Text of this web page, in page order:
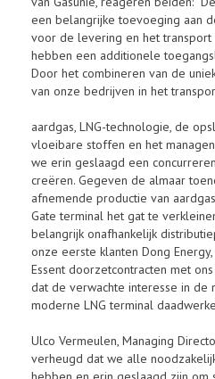
een belangrijke toevoeging aan
voor de levering en het transport
hebben een additionele
Door het combineren van de
van onze bedrijven in het
aardgas, LNG-technologie, de
vloeibare stoffen en het
we erin geslaagd een
creëren. Gegeven de almaar
afnemende productie van
Gate terminal het gat te
belangrijk onafhankelijk
onze eerste klanten Dong Energy,
Essent doorzetcontracten met
dat de verwachte interesse in de
moderne LNG terminal
Ulco Vermeulen, Managing
verheugd dat we alle